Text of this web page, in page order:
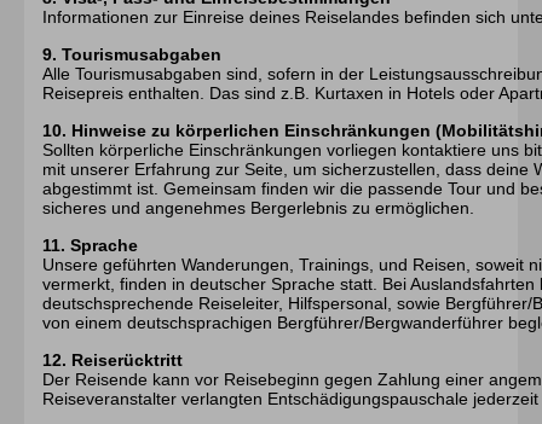
Informationen zur Einreise deines Reiselandes befinden sich
9. Tourismusabgaben
Alle Tourismusabgaben sind, sofern in der
Reisepreis enthalten. Das sind z.B. Kurtaxen in Hotels oder
10. Hinweise zu körperlichen Einschränkungen
Sollten körperliche Einschränkungen vorliegen kontaktiere uns
mit unserer Erfahrung zur Seite, um sicherzustellen, dass deine
abgestimmt ist. Gemeinsam finden wir die passende Tour und
sicheres und angenehmes Bergerlebnis zu ermöglichen.
11. Sprache
Unsere geführten Wanderungen, Trainings, und Reisen, soweit
vermerkt, finden in deutscher Sprache statt. Bei
deutschsprechende Reiseleiter, Hilfspersonal, sowie
von einem deutschsprachigen Bergführer/Bergwanderführer
12. Reiserücktritt
Der Reisende kann vor Reisebeginn gegen Zahlung einer
Reiseveranstalter verlangten Entschädigungspauschale